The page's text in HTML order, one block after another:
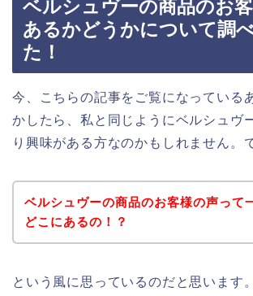
ベルシュヴーの商品のお
あるかどうかについて調
た！
今、こちらの記事をご覧になっている
かしたら、私と同じようにベルシュヴ
り興味がある方なのかもしれません。
ベルシュヴーの商品のお客様の声って
どこにあるの！？
という風に思っているのだと思います